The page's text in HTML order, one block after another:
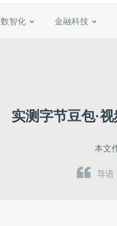
数智化 金融科技
实测字节豆包·
本文
导语